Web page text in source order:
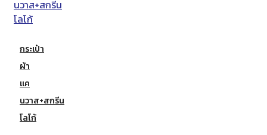
กระเป๋า
ผ้า
แค
นวาส+สกรีน
โลโก้